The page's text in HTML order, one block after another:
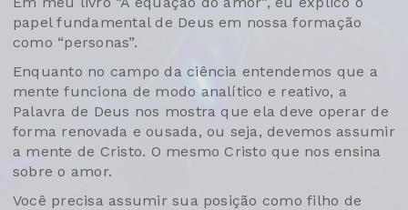
papel fundamental de Deus em nossa formação
como “personas”.
Enquanto no campo da ciência entendemos que a
mente funciona de modo analítico e reativo, a
Palavra de Deus nos mostra que ela deve operar de
forma renovada e ousada, ou seja, devemos assumir
a mente de Cristo. O mesmo Cristo que nos ensina
sobre o amor.
Você precisa assumir sua posição como filho de